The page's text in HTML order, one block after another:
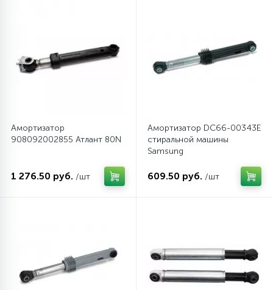
Амортизатор
908092002855 Атлант 80N
1 276.50 руб. /шт
Амортизатор DC66-00343E
стиральной машины
Samsung
609.50 руб. /шт